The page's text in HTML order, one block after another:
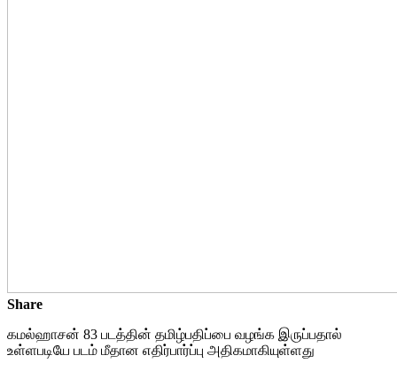
Share
கமல்ஹாசன் 83 படத்தின் தமிழ்பதிப்பை வழங்க இருப்பதால்
உள்ளபடியே படம் மீதான எதிர்பார்ப்பு அதிகமாகியுள்ளது